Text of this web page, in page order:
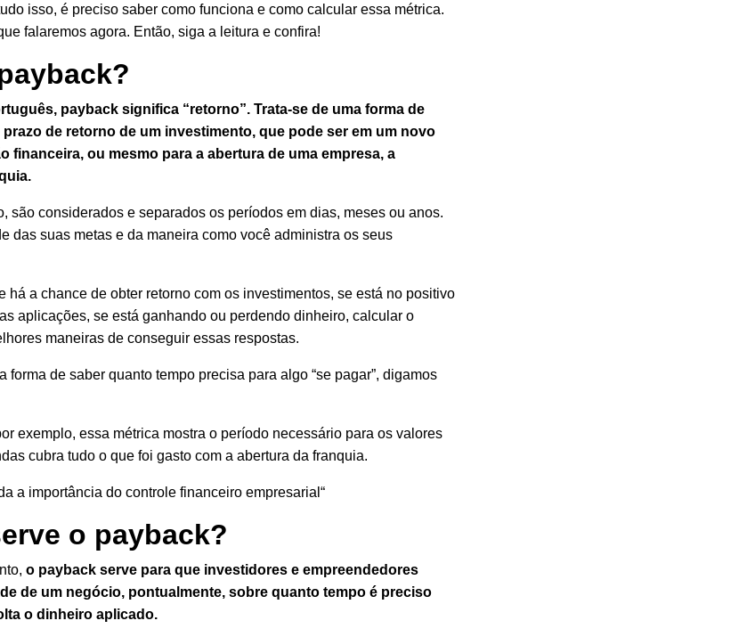
isso, é preciso saber como funciona e como calcular essa métrica.
falaremos agora. Então, siga a leitura e confira!
payback significa “retorno”. Trata-se de uma forma de
de retorno de um investimento, que pode ser em um novo
financeira, ou mesmo para a abertura de uma empresa, a
são considerados e separados os períodos em dias, meses ou anos.
das suas metas e da maneira como você administra os seus
há a chance de obter retorno com os investimentos, se está no positivo
aplicações, se está ganhando ou perdendo dinheiro, calcular o
maneiras de conseguir essas respostas.
forma de saber quanto tempo precisa para algo “se pagar”, digamos
exemplo, essa métrica mostra o período necessário para os valores
cubra tudo o que foi gasto com a abertura da franquia.
a importância do controle financeiro empresarial“
o payback?
o payback serve para que investidores e empreendedores
de um negócio, pontualmente, sobre quanto tempo é preciso
o dinheiro aplicado.